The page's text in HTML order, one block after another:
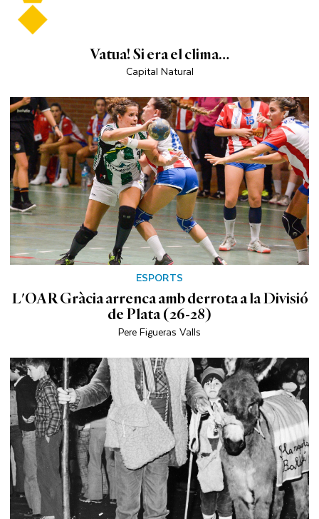
Vatua! Si era el clima…
Capital Natural
ESPORTS
L'OAR Gràcia arrenca amb derrota a la Divisió
de Plata (26-28)
Pere Figueras Valls